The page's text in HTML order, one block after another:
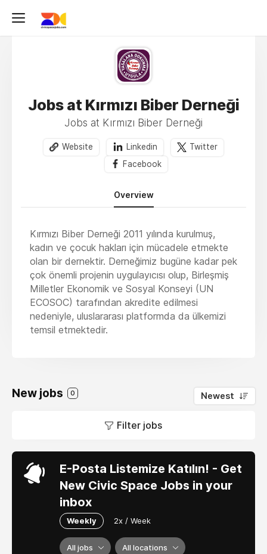
Jobs at Kırmızı Biber Derneği
Jobs at Kırmızı Biber Derneği
Website Linkedin
Twitter
Facebook
Overview
Kırmızı Biber Derneği 2011 yılında kurulmuş,
kadın ve çocuk hakları için mücadele etmekte
olan bir dernektir. Derneğimiz bugüne kadar pek
çok önemli projenin uygulayıcısı olup, Birleşmiş
Milletler Ekonomik ve Sosyal Konseyi (UN
ECOSOC) tarafından akredite edilmesi
nedeniyle, uluslararası platformda da ülkemizi
temsil etmektedir.
New jobs 0 Newest
Filter jobs
E-Posta Listemize Katılın! - Get
New Civic Space Jobs in your
inbox
Weekly 2x / Week
All jobs All locations